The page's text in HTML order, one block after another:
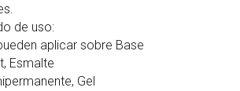
de uso:
aplicar sobre Base
Esmalte
Gel